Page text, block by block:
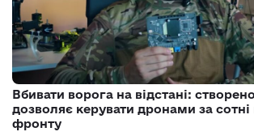
Вбивати ворога на відстані:
дозволяє керувати дронами за сотні
фронту